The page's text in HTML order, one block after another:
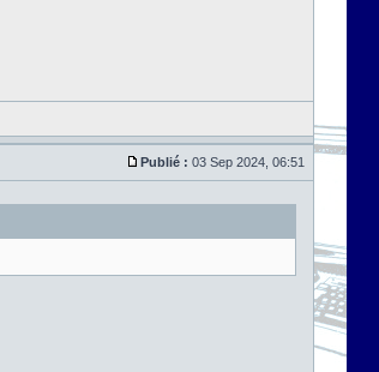
Publié : 03 Sep 2024, 06:51